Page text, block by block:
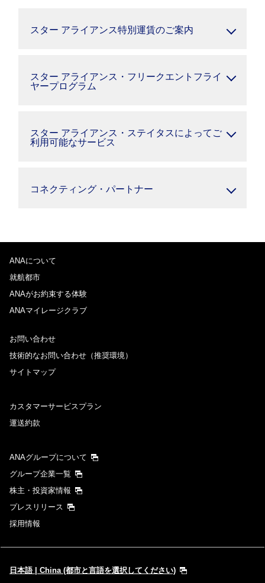
スター アライアンス特別運賃のご案内
スター アライアンス・フリークエントフライ
ヤープログラム
スター アライアンス・ステイタスによってご
利用可能なサービス
コネクティング・パートナー
ANAについて
就航都市
ANAがお約束する体験
ANAマイレージクラブ
お問い合わせ
技術的なお問い合わせ（推奨環境）
サイトマップ
カスタマーサービスプラン
運送約款
ANAグループについて
グループ企業一覧
株主・投資家情報
プレスリリース
採用情報
日本語 | China (都市と言語を選択してください)